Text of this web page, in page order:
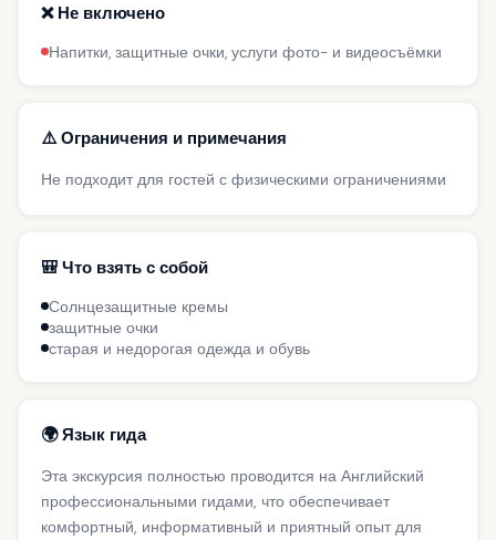
❌ Не включено
Напитки, защитные очки, услуги фото- и видеосъёмки
⚠️ Ограничения и примечания
Не подходит для гостей с физическими ограничениями
🎒 Что взять с собой
Солнцезащитные кремы
защитные очки
старая и недорогая одежда и обувь
🌍 Язык гида
Эта экскурсия полностью проводится на Английский
профессиональными гидами, что обеспечивает
комфортный, информативный и приятный опыт для